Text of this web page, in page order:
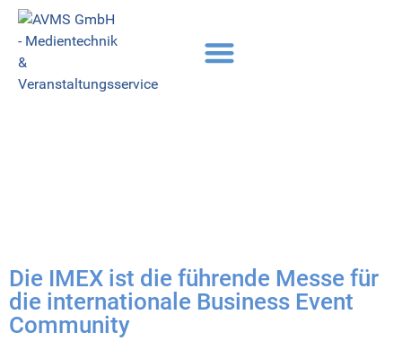
Die IMEX ist die führende Messe für
die internationale Business Event
Community